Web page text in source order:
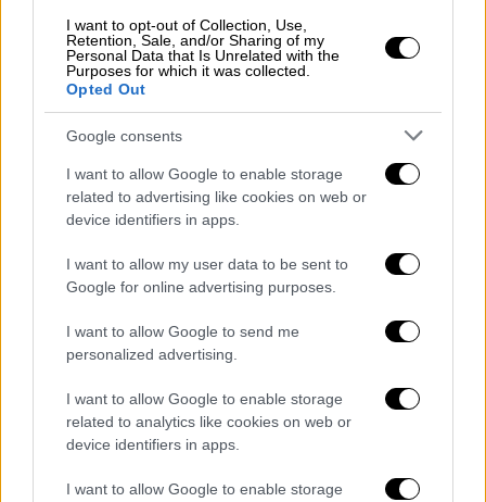
I want to opt-out of Collection, Use,
Retention, Sale, and/or Sharing of my
Personal Data that Is Unrelated with the
Purposes for which it was collected.
Opted Out
Google consents
I want to allow Google to enable storage
related to advertising like cookies on web or
device identifiers in apps.
I want to allow my user data to be sent to
Google for online advertising purposes.
I want to allow Google to send me
personalized advertising.
I want to allow Google to enable storage
related to analytics like cookies on web or
device identifiers in apps.
I want to allow Google to enable storage
Μπρούνο Άλβες
Αθλητισμός|08.05.2025 23:00
Ιστορική άνοδος της Μυκόνου στην
Η επιτυχία όμως δεν σταμάτησε εκεί.Πέντε
4,8 εκατομμύρια ευρώτο καθένα, ενώ
στηντρίτη κατηγορία (5 επιτυχίες)
κερδίζουν από 188.506 ευρώ. Οι αριθμοί
αυτοί δείχνουν ότι η χθεσινή κλήρωση ήταν
μία από τις πιο γενναιόδωρες στην ιστορία